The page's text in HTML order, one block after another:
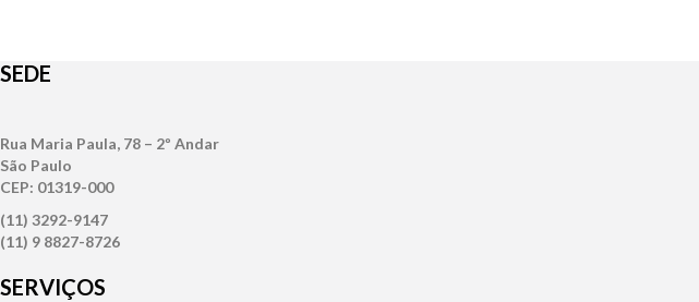
SEDE
Rua Maria Paula, 78 – 2º Andar
São Paulo
CEP: 01319-000
(11) 3292-9147
(11) 9 8827-8726
SERVIÇOS